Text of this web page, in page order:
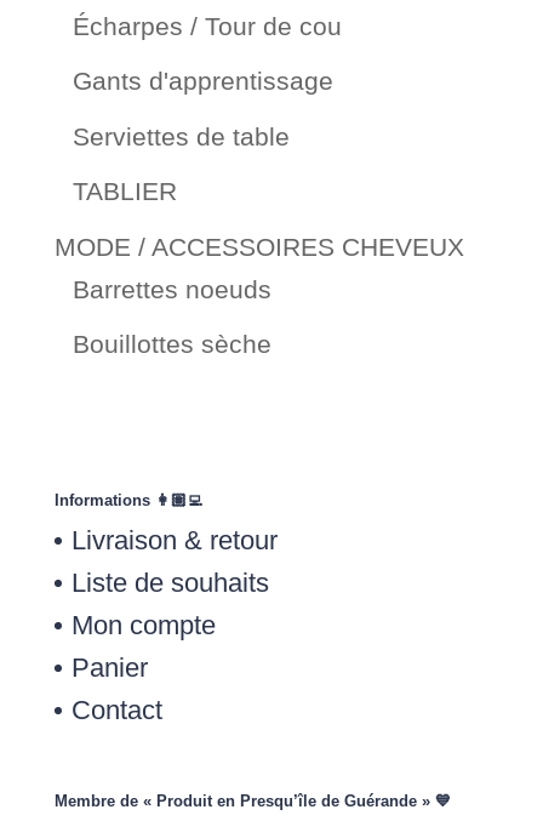
Écharpes / Tour de cou
Gants d'apprentissage
Serviettes de table
TABLIER
MODE / ACCESSOIRES CHEVEUX
Barrettes noeuds
Bouillottes sèche
Informations 👩🏽‍💻
Livraison & retour
Liste de souhaits
Mon compte
Panier
Contact
Membre de « Produit en Presqu’île de Guérande » 💙